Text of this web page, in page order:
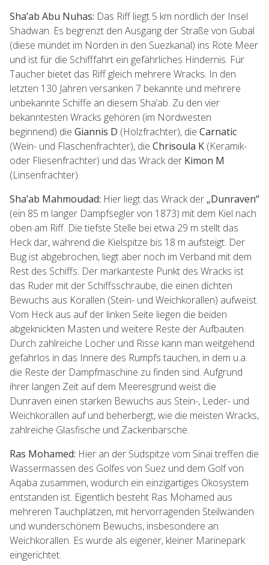
Sha’ab Abu Nuhas: Das Riff liegt 5 km nördlich der Insel
Shadwan. Es begrenzt den Ausgang der Straße von Gubal
(diese mündet im Norden in den Suezkanal) ins Rote Meer
und ist für die Schifffahrt ein gefährliches Hindernis. Für
Taucher bietet das Riff gleich mehrere Wracks. In den
letzten 130 Jahren versanken 7 bekannte und mehrere
unbekannte Schiffe an diesem Sha’ab. Zu den vier
bekanntesten Wracks gehören (im Nordwesten
beginnend) die Giannis D (Holzfrachter), die Carnatic
(Wein- und Flaschenfrachter), die Chrisoula K (Keramik-
oder Fliesenfrachter) und das Wrack der Kimon M
(Linsenfrachter).
Sha’ab Mahmoudad: Hier liegt das Wrack der „Dunraven“
(ein 85 m langer Dampfsegler von 1873) mit dem Kiel nach
oben am Riff. Die tiefste Stelle bei etwa 29 m stellt das
Heck dar, während die Kielspitze bis 18 m aufsteigt. Der
Bug ist abgebrochen, liegt aber noch im Verband mit dem
Rest des Schiffs. Der markanteste Punkt des Wracks ist
das Ruder mit der Schiffsschraube, die einen dichten
Bewuchs aus Korallen (Stein- und Weichkorallen) aufweist.
Vom Heck aus auf der linken Seite liegen die beiden
abgeknickten Masten und weitere Reste der Aufbauten.
Durch zahlreiche Löcher und Risse kann man weitgehend
gefahrlos in das Innere des Rumpfs tauchen, in dem u.a.
die Reste der Dampfmaschine zu finden sind. Aufgrund
ihrer langen Zeit auf dem Meeresgrund weist die
Dunraven einen starken Bewuchs aus Stein-, Leder- und
Weichkorallen auf und beherbergt, wie die meisten Wracks,
zahlreiche Glasfische und Zackenbarsche.
Ras Mohamed: Hier an der Südspitze vom Sinai treffen die
Wassermassen des Golfes von Suez und dem Golf von
Aqaba zusammen, wodurch ein einzigartiges Ökosystem
entstanden ist. Eigentlich besteht Ras Mohamed aus
mehreren Tauchplätzen, mit hervorragenden Steilwänden
und wunderschönem Bewuchs, insbesondere an
Weichkorallen. Es wurde als eigener, kleiner Marinepark
eingerichtet.